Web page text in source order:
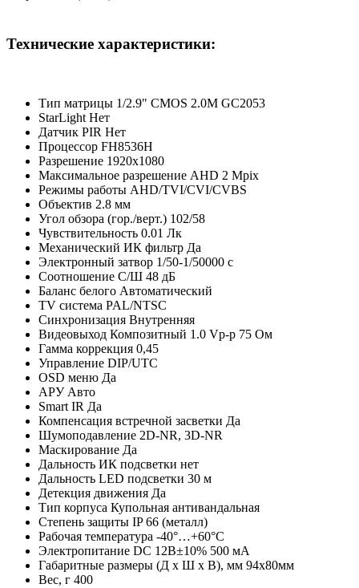
Технические характеристики:
Тип матрицы 1/2.9" CMOS 2.0M GС2053
StarLight Нет
Датчик PIR Нет
Процессор FH8536H
Разрешение 1920х1080
Максимальное разрешение AHD 2 Mpix
Режимы работы AHD/TVI/CVI/CVBS
Объектив 2.8 мм
Угол обзора (гор./верт.) 102/58
Чувствительность 0.01 Лк
Механический ИК фильтр Да
Электронный затвор 1/50-1/50000 c
Соотношение С/Ш 48 дБ
Баланс белого Автоматический
TV система PAL/NTSC
Синхронизация Внутренняя
Видеовыход Композитный 1.0 Vp-p 75 Ом
Гамма коррекция 0,45
Управление DIP/UTC
OSD меню Да
АРУ Авто
Smart IR Да
Компенсация встречной засветки Да
Шумоподавление 2D-NR, 3D-NR
Маскирование Да
Дальность ИК подсветки нет
Дальность LED подсветки 30 м
Детекция движения Да
Тип корпуса Купольная антивандальная
Степень защиты IP 66 (металл)
Рабочая температура -40°…+60°C
Электропитание DC 12B±10% 500 мА
Габаритные размеры (Д x Ш x В), мм 94х80мм
Вес, г 400